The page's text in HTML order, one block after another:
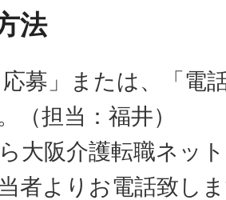
法
応募」または、「電
（担当：福井）
大阪介護転職ネッ
者よりお電話致し